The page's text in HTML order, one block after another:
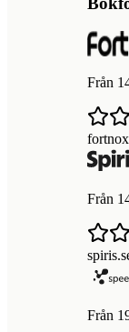
Från
Från
Från